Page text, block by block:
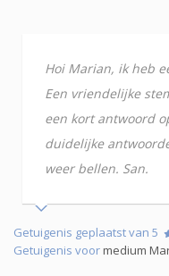
Hoi Marian, ik heb
Een vriendelijke
een kort antwoord
duidelijke
weer bellen. San.
Getuigenis geplaatst van 5
Getuigenis voormedium